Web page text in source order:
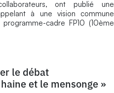
ont publié une
à une vision commune
cadre FP10 (10ème
le débat
et le mensonge »